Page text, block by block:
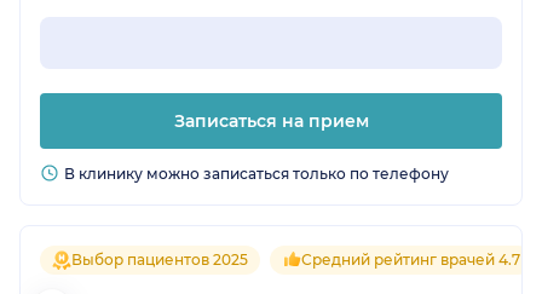
Записаться на прием
В клинику можно записаться только по телефону
Выбор пациентов 2025 Средний рейтинг врачей 4.7